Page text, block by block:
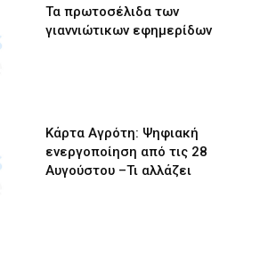
Τα πρωτοσέλιδα των
γιαννιώτικων εφημερίδων
Κάρτα Αγρότη: Ψηφιακή
ενεργοποίηση από τις 28
Αυγούστου –Τι αλλάζει